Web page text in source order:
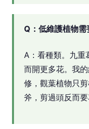
Q：低維護植物需
A：看種類。九重
而開更多花。我
修，觀葉植物只
斧，剪過頭反而要